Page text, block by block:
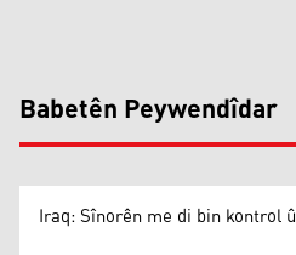
Babetên Peywendîdar
Iraq: Sînorên me di bin kontrol